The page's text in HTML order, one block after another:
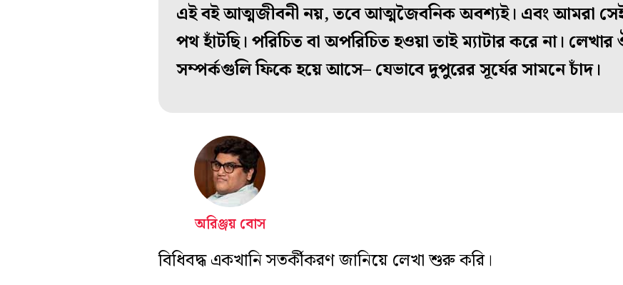
এই বই আত্মজীবনী নয়, তবে আত্মজৈবনিক অবশ্যই। এবং আমরা সেই
পথ হাঁটছি। পরিচিত বা অপরিচিত হওয়া তাই ম্যাটার করে না।
সম্পর্কগুলি ফিকে হয়ে আসে– যেভাবে দুপুরের সূর্যের সামনে চাঁদ।
অরিঞ্জয় বোস
বিধিবদ্ধ একখানি সতর্কীকরণ জানিয়ে লেখা শুরু করি।